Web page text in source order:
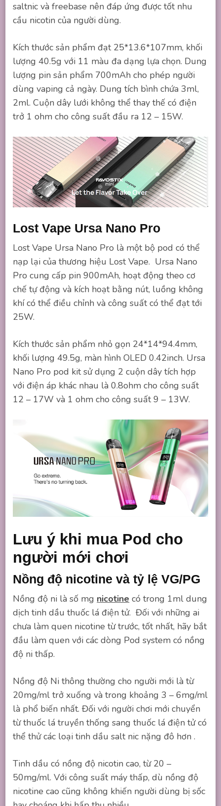
saltnic và freebase nên đáp ứng được tốt nhu
cầu nicotin của người dùng.
Kích thước sản phẩm đạt 25*13.6*107mm, khối
lượng 40.5g với 11 màu đa dạng lựa chọn. Dung
lượng pin sản phẩm 700mAh cho phép người
dùng vaping cả ngày. Dung tích bình chứa 3ml,
2ml. Cuộn dây lưới không thể thay thế có điện
trở 1 ohm cho công suất đầu ra 12 – 15W.
Lost Vape Ursa Nano Pro
Lost Vape Ursa Nano Pro là một bộ pod có thể
nạp lại của thương hiệu Lost Vape. Ursa Nano
Pro cung cấp pin 900mAh, hoạt động theo cơ
chế tự động và kích hoạt bằng nút, luồng không
khí có thể điều chỉnh và công suất có thể đạt tới
25W.
Kích thước sản phẩm nhỏ gọn 24*14*94.4mm,
khối lượng 49.5g, màn hình OLED 0.42inch. Ursa
Nano Pro pod kit sử dụng 2 cuộn dây tích hợp
với điện áp khác nhau là 0.8ohm cho công suất
12 – 17W và 1 ohm cho công suất 9 – 13W.
Lưu ý khi mua Pod cho
người mới chơi
Nồng độ nicotine và tỷ lệ VG/PG
Nồng độ ni là số mg nicotine có trong 1ml dung
dịch tinh dầu thuốc lá điện tử. Đối với những ai
chưa làm quen nicotine từ trước, tốt nhất, hãy bắt
đầu làm quen với các dòng Pod system có nồng
độ ni thấp.
Nồng độ Ni thông thường cho người mới là từ
20mg/ml trở xuống và trong khoảng 3 – 6mg/ml
là phổ biến nhất. Đối với người chơi mới chuyển
từ thuốc lá truyền thống sang thuốc lá điện tử có
thể thử các loại tinh dầu salt nic nặng đô hơn .
Tinh dầu có nồng độ nicotin cao, từ 20 –
50mg/ml. Với công suất máy thấp, dù nồng độ
nicotine cao cũng không khiến người dùng bị sốc